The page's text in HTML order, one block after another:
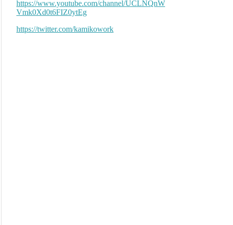
https://www.youtube.com/channel/UCLNQnW
Vmk0Xd0t6FIZ0ytEg
https://twitter.com/kamikowork